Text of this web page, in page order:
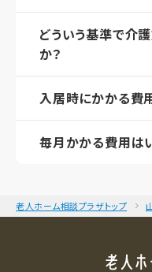
どういう基準で介
か？
入居時にかかる費
毎月かかる費用は
老人ホーム相談プラザトップ